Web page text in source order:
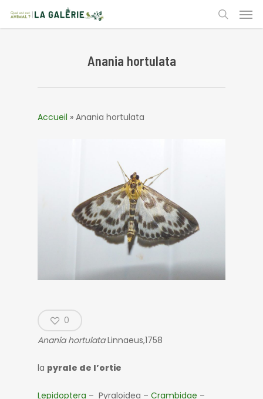
main
search
Anania hortulata
Accueil » Anania hortulata
0
Anania hortulataLinnaeus,1758
la pyrale de l’ortie
Lepidoptera – Pyraloidea – Crambidae –